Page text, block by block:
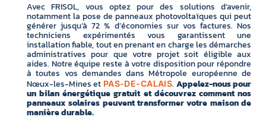
Avec FRISOL, vous optez pour des solutions d’avenir,
notamment la pose de panneaux photovoltaïques qui peut
générer jusqu’à 72 % d’économies sur vos factures. Nos
techniciens expérimentés vous garantissent une
installation fiable, tout en prenant en charge les démarches
administratives pour que votre projet soit éligible aux
aides. Notre équipe reste à votre disposition pour répondre
à toutes vos demandes dans Métropole européenne de
Nœux-les-Mines et PAS-DE-CALAIS. Appelez-nous pour
un bilan énergétique gratuit et découvrez comment nos
panneaux solaires peuvent transformer votre maison de
manière durable.